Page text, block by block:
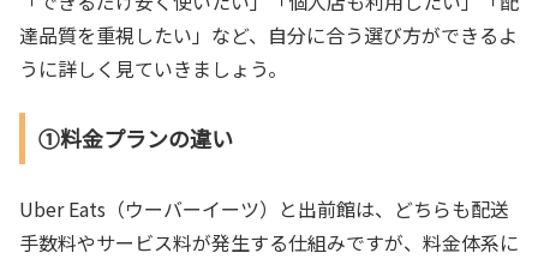
達品質を重視したい」など、自分に合う選び方ができるよ
うに詳しく見ていきましょう。
①料金プランの違い
Uber Eats（ウーバーイーツ）と出前館は、どちらも配送
手数料やサービス料が発生する仕組みですが、料金体系に